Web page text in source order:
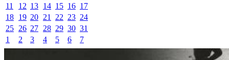
11
12 13 14 15 16 17
18 19 20 21 22 23 24
25 26 27 28 29 30 31
1
2 3 4 5 6 7